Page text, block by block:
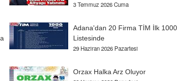
3 Temmuz 2026 Cuma
Adana'dan 20 Firma TİM İlk 1000
Listesinde
29 Haziran 2026 Pazartesi
Orzax Halka Arz Oluyor